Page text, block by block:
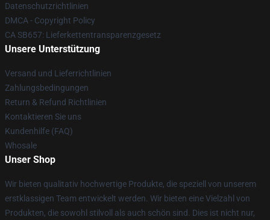
Datenschutzrichtlinien
DMCA - Copyright Policy
CA SB657: Lieferkettentransparenzgesetz
Unsere Unterstützung
Versand und Lieferrichtlinien
Zahlungsbedingungen
Return & Refund Richtlinien
Kontaktieren Sie uns
Kundenhilfe (FAQ)
Whosale
Unser Shop
Wir bieten qualitativ hochwertige Produkte, die speziell von unserem
erstklassigen Team entwickelt werden. Wir bieten eine Vielzahl von
Produkten, die sowohl stilvoll als auch schön sind. Dies ist nicht nur,